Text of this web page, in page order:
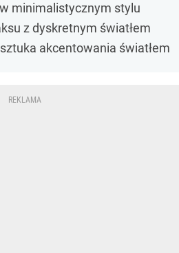
minimalistycznym stylu
z dyskretnym światłem
akcentowania światłem